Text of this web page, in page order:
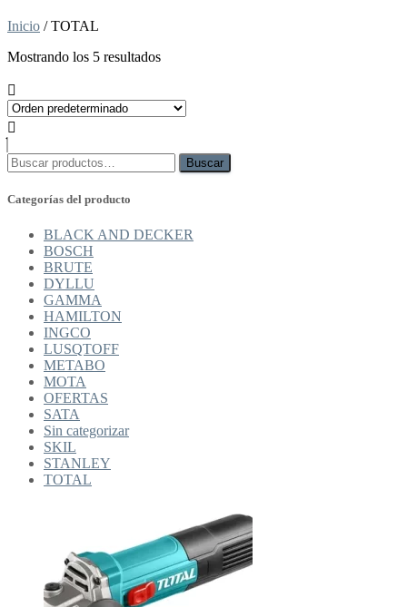
Inicio / TOTAL
Mostrando los 5 resultados
Buscar
por:
Buscar
Categorías del producto
BLACK AND DECKER
BOSCH
BRUTE
DYLLU
GAMMA
HAMILTON
INGCO
LUSQTOFF
METABO
MOTA
OFERTAS
SATA
Sin categorizar
SKIL
STANLEY
TOTAL